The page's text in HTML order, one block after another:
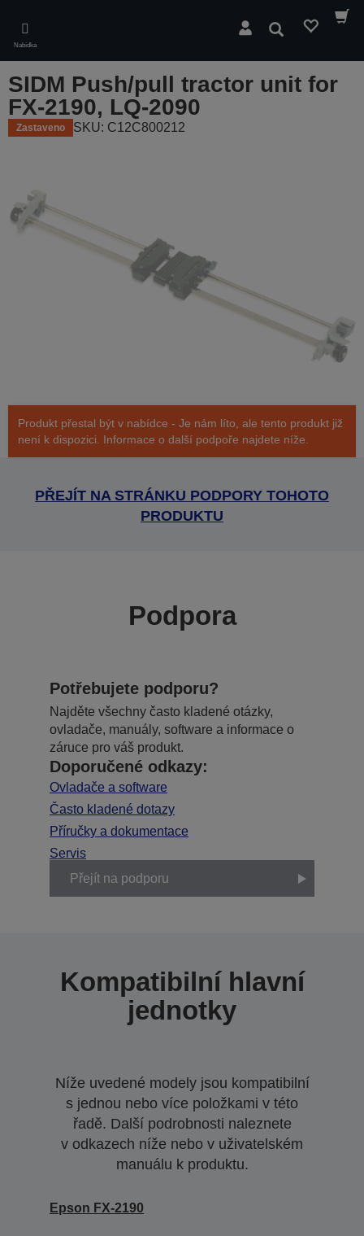
main
content
Nabídka
Hledat
SIDM Push/pull tractor unit for
FX-2190, LQ-2090
Zastaveno SKU: C12C800212
Produkt přestal být v nabídce - Je nám líto, ale tento produkt již
není k dispozici. Informace o další podpoře najdete níže.
PŘEJÍT NA STRÁNKU PODPORY TOHOTO
PRODUKTU
Podpora
Potřebujete podporu?
Najděte všechny často kladené otázky,
ovladače, manuály, software a informace o
záruce pro váš produkt.
Doporučené odkazy:
Ovladače a software
Často kladené dotazy
Příručky a dokumentace
Servis
Přejít na podporu
Kompatibilní hlavní
jednotky
Níže uvedené modely jsou kompatibilní
s jednou nebo více položkami v této
řadě. Další podrobnosti naleznete
v odkazech níže nebo v uživatelském
manuálu k produktu.
Epson FX-2190